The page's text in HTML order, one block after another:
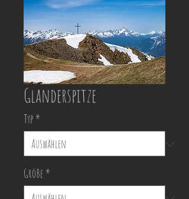
Glanderspitze
Typ*
Größe *